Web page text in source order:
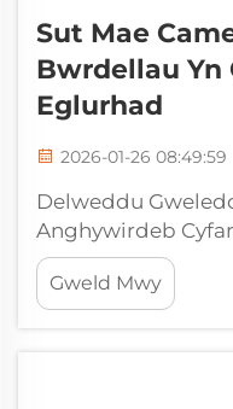
Sut Mae
Bwrdellau Yn
Eglurhad
2026-01-26 08:49:59
Delweddu
Anghywirdeb
DaearolY gafael ar
cofnodion daearol
anweithio'n aml i
Gweld Mwy